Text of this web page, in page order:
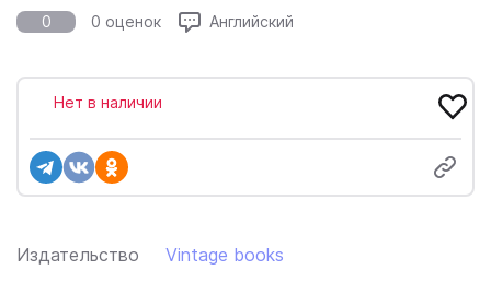
0 0 оценок Английский
Издательство Vintage books
Нет в наличии